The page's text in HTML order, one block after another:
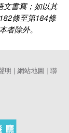
文書寫；如以其
條至第184條
者除外。
明 | 網站地圖 | 聯